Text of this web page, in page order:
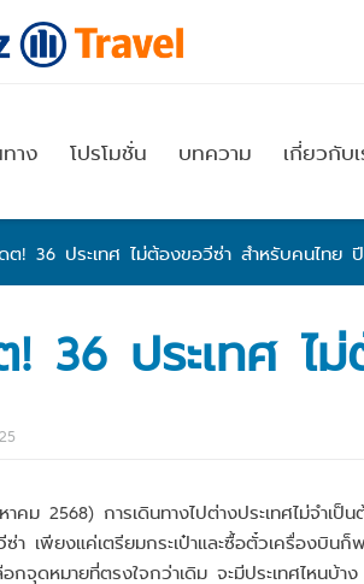
ทาง โปรโมชั่น บทความ เกี่ยวกับเ
ต! 36 ประเทศ ไม่ต้องขอวีซ่า สำหรับคนไทย
! 36 ประเทศ ไ
คม 2568) การเดินทางไปต่างประเทศไม่จำเ
า เพียงแค่เตรียมกระเป๋าและซื้อตั๋วเครื่องบิ
กจุดหมายที่ตรงใจกว่าเดิม จะมีประเทศไหนบ้า